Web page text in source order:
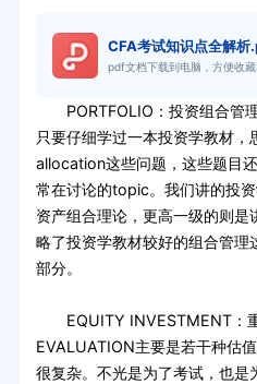
CFA考试知识点全解析
pdf文档下载到电脑，方便收
PORTFOLIO：投资组合管
只要仔细学过一本投资学教材，
allocation这些问题，这些题目
常在讨论的topic。我们讲的投
资产组合理论，更高一级的则是
略了投资学教材较好的组合管理
部分。
EQUITY INVESTMENT：
EVALUATION主要是若干种估
很复杂。不光是为了考试，也是